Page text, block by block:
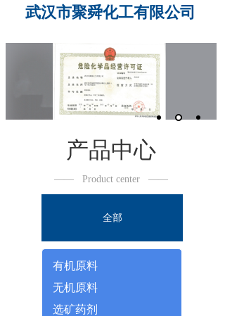
武汉市聚舜化工有限公司
产品中心
—— Product center ——
全部
有机原料
无机原料
选矿药剂